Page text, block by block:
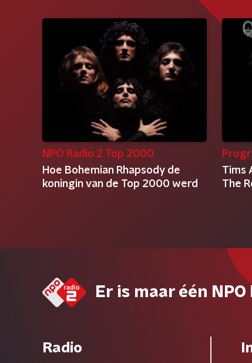
NPO Radio 2 Top 2000
Hoe Bohemian Rhapsody de
koningin van de Top 2000 werd
Tims
The
Er is maar één NPO
Radio